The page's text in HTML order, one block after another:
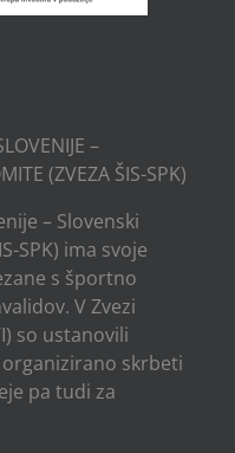
–
(ZVEZA ŠIS-SPK)
– Slovenski
SPK) ima svoje
s športno
V Zvezi
so ustanovili
skrbeti
pa tudi za